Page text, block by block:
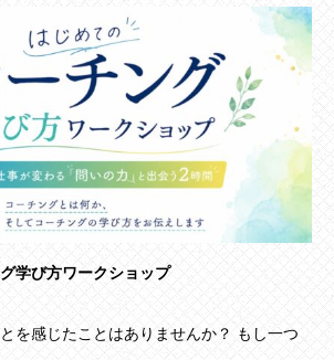
学び方ワークショップ
を感じたことはありませんか？ もし一つ